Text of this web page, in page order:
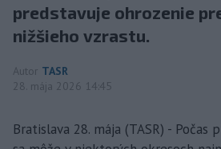
predstavuje ohrozenie
nižšieho vzrastu.
Autor TASR
28. mája 2026 14:45
Bratislava 28. mája (TASR) - Počas